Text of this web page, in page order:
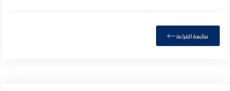
متابعة القراءة